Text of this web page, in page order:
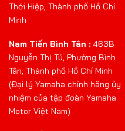
Thới Hiệp, Thành phố Hồ Chí
Minh
Nam Tiến Bình Tân : 463B
Nguyễn Thị Tú, Phường Bình
Tân, Thành phố Hồ Chí Minh
(Đại lý Yamaha chính hãng ủy
nhiệm của tập đoàn Yamaha
Motor Việt Nam)